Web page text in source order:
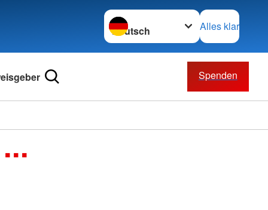
Sprache wechseln zu
Alles klar
Spenden